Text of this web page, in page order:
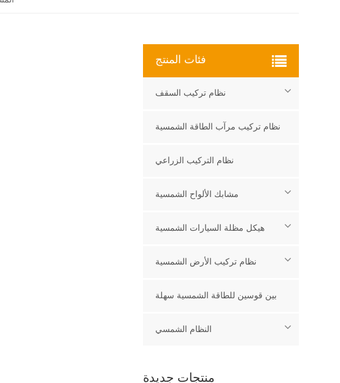
فئات المنتج
نظام تركيب السقف
نظام تركيب مرآب الطاقة الشمسية
نظام التركيب الزراعي
مشابك الألواح الشمسية
هيكل مظلة السيارات الشمسية
نظام تركيب الأرض الشمسية
بين قوسين للطاقة الشمسية سهلة
النظام الشمسي
منتجات جديدة